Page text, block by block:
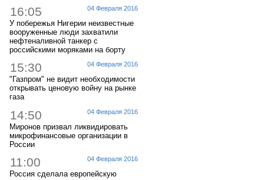
04 Февраля 2016
16:05
У побережья Нигерии неизвестные
вооруженные люди захватили
нефтеналивной танкер с
российскими моряками на борту
04 Февраля 2016
15:30
"Газпром" не видит необходимости
открывать ценовую войну на рынке
газа
04 Февраля 2016
14:50
Миронов призвал ликвидировать
микрофинансовые организации в
России
04 Февраля 2016
11:00
Россия сделала европейскую